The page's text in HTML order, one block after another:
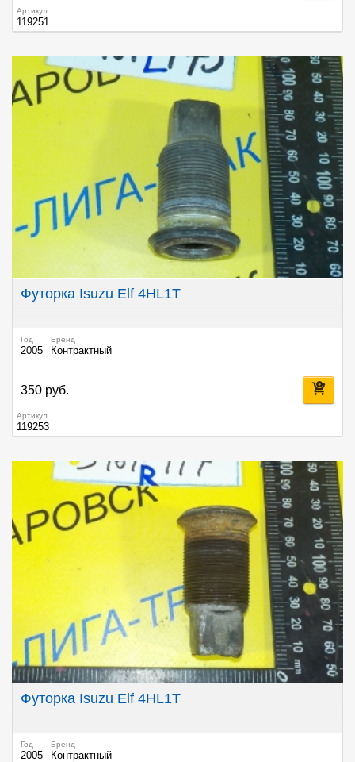
Артикул
119251
Футорка Isuzu Elf 4HL1T
Год
2005
Бренд
Контрактный
350 руб.
Артикул
119253
Футорка Isuzu Elf 4HL1T
Год
2005
Бренд
Контрактный